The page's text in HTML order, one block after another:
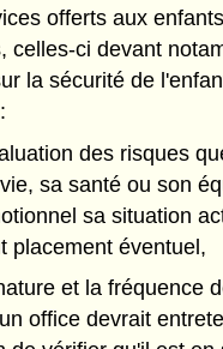
offerts aux
celles-ci devant
la sécurité de
des risques
sa santé ou son
sa situation
placement éventuel,
et la fréquence
office devrait